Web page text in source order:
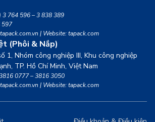
764 596 – 3 838 389
597
| Website: tapack.com
(Phôi & Nắp)
1, Nhóm công nghiệp III, Khu công nghiệp
TP. Hồ Chí Minh, Việt Nam
0777 – 3816 3050
| Website: tapack.com